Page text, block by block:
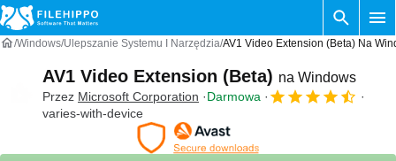
Windows Ulepszanie Systemu I Narzędzia AV1 Video Extension (Beta) Na
AV1 Video Extension (Beta) na Windows
Przez Microsoft Corporation
Darmowa
varies-with-device